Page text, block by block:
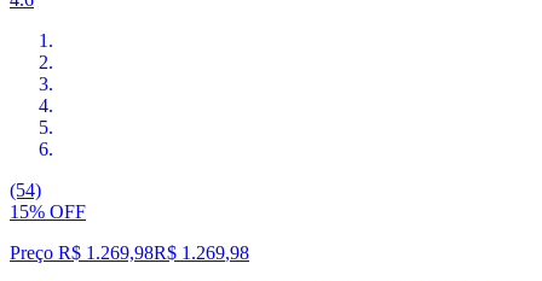
(54)
15% OFF
Preço R$ 1.269,98R$ 1.269,98